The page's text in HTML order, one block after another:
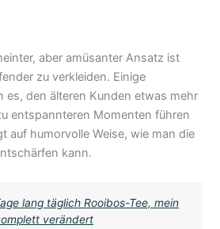
aber amüsanter Ansatz ist
zu verkleiden. Einige
es, den älteren Kunden etwas mehr
entspannteren Momenten führen
auf humorvolle Weise, wie man die
kann.
lang täglich Rooibos-Tee, mein
verändert